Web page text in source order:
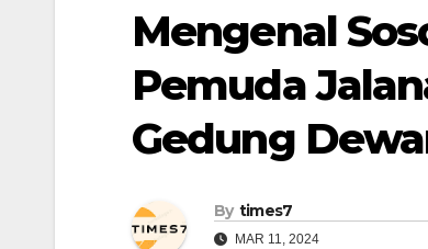
Mengenal
Pemuda
Gedung
By times7
MAR 11, 2024